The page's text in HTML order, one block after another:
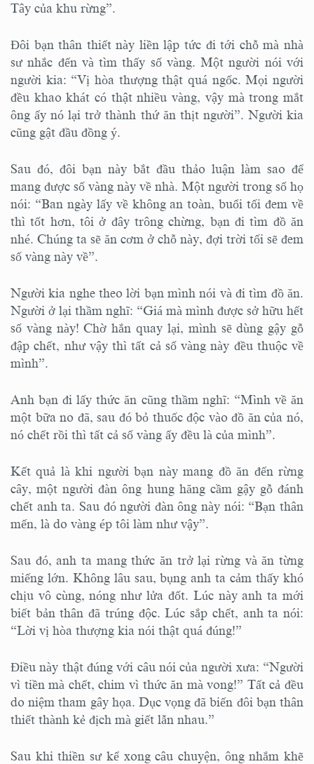
Tây của khu rừng”.
Đôi bạn thân thiết này liền lập tức đi tới chỗ mà nhà
sư nhắc đến và tìm thấy số vàng. Một người nói với
người kia: “Vị hòa thượng thật quá ngốc. Mọi người
đều khao khát có thật nhiều vàng, vậy mà trong mắt
ông ấy nó lại trở thành thứ ăn thịt người”. Người kia
cũng gật đầu đồng ý.
Sau đó, đôi bạn này bắt đầu thảo luận làm sao để
mang được số vàng này về nhà. Một người trong số họ
nói: “Ban ngày lấy về không an toàn, buổi tối đem về
thì tốt hơn, tôi ở đây trông chừng, bạn đi tìm đồ ăn
nhé. Chúng ta sẽ ăn cơm ở chỗ này, đợi trời tối sẽ đem
số vàng này về”.
Người kia nghe theo lời bạn mình nói và đi tìm đồ ăn.
Người ở lại thầm nghĩ: “Giá mà mình được sở hữu hết
số vàng này! Chờ hắn quay lại, mình sẽ dùng gậy gỗ
đập chết, như vậy thì tất cả số vàng này đều thuộc về
mình”.
Anh bạn đi lấy thức ăn cũng thầm nghĩ: “Mình về ăn
một bữa no đã, sau đó bỏ thuốc độc vào đồ ăn của nó,
nó chết rồi thì tất cả số vàng ấy đều là của mình”.
Kết quả là khi người bạn này mang đồ ăn đến rừng
cây, một người đàn ông hung hăng cầm gậy gỗ đánh
chết anh ta. Sau đó người đàn ông này nói: “Bạn thân
mến, là do vàng ép tôi làm như vậy”.
Sau đó, anh ta mang thức ăn trở lại rừng và ăn từng
miếng lớn. Không lâu sau, bụng anh ta cảm thấy khó
chịu vô cùng, nóng như lửa đốt. Lúc này anh ta mới
biết bản thân đã trúng độc. Lúc sắp chết, anh ta nói:
“Lời vị hòa thượng kia nói thật quá đúng!”
Điều này thật đúng với câu nói của người xưa: “Người
vì tiền mà chết, chim vì thức ăn mà vong!” Tất cả đều
do niệm tham gây họa. Dục vọng đã biến đôi bạn thân
thiết thành kẻ địch mà giết lẫn nhau.”
Sau khi thiền sư kể xong câu chuyện, ông nhắm khẽ